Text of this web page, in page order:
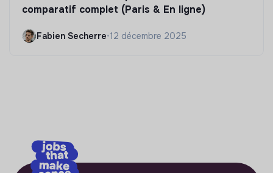
comparatif complet (Paris & En ligne)
Fabien Secherre•12 décembre 2025